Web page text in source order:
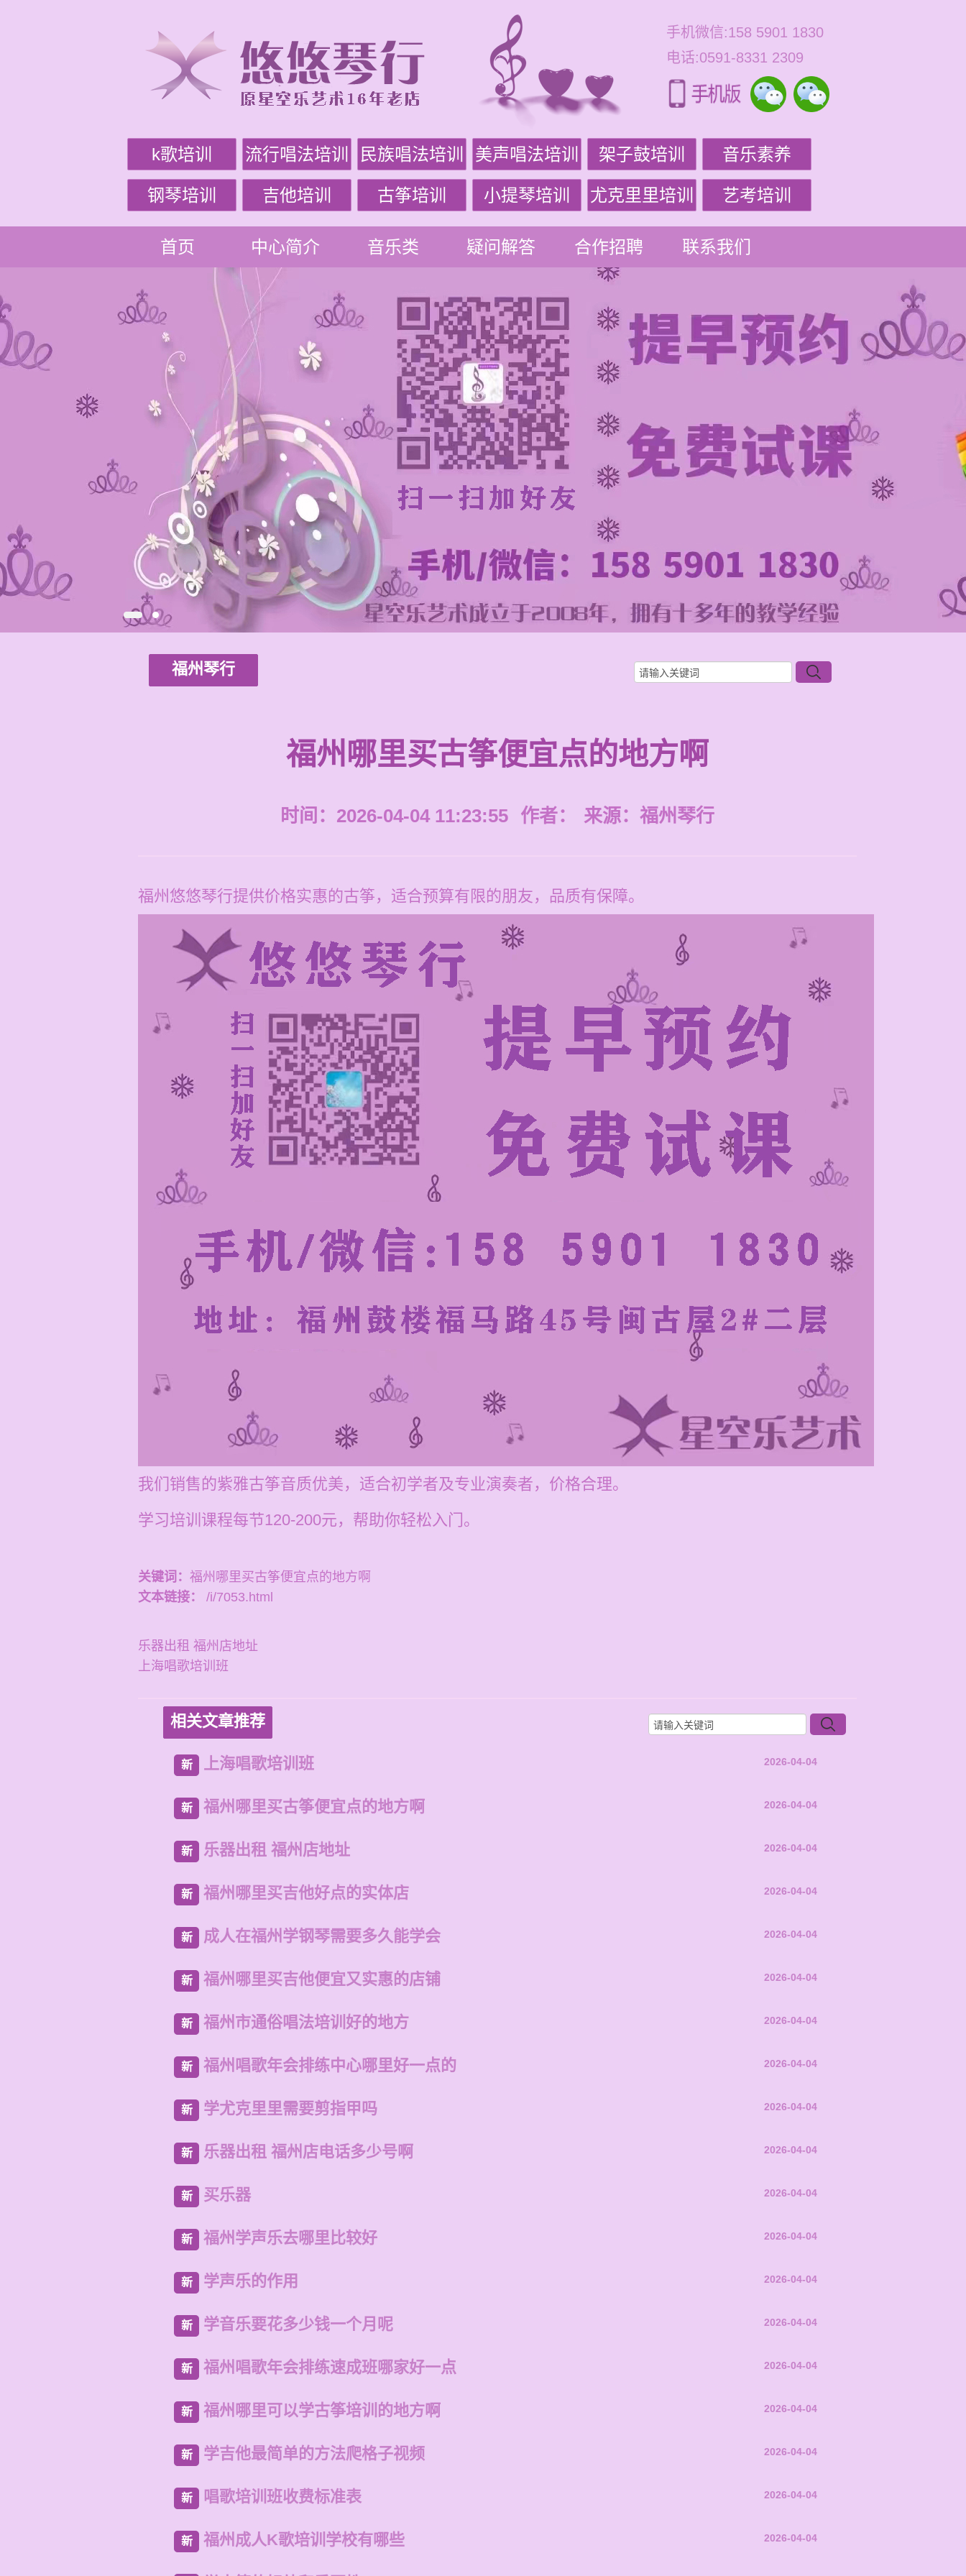
手机微信:158 5901 1830
电话:0591-8331 2309
k歌培训 流行唱法培训 民族唱法培训 美声唱法培训 架子鼓培训 音乐素养
钢琴培训 吉他培训 古筝培训 小提琴培训 尤克里里培训 艺考培训
首页 中心简介 音乐类 疑问解答 合作招聘 联系我们
福州琴行
福州哪里买古筝便宜点的地方啊
时间：2026-04-04 11:23:55 作者： 来源： 福州琴行
福州悠悠琴行提供价格实惠的古筝，适合预算有限的朋友，品质有保障。
我们销售的紫雅古筝音质优美，适合初学者及专业演奏者，价格合理。
学习培训课程每节120-200元，帮助你轻松入门。
关键词： 福州哪里买古筝便宜点的地方啊
文本链接：
/i/7053.html
乐器出租 福州店地址
上海唱歌培训班
相关文章推荐
新 上海唱歌培训班 2026-04-04
新 福州哪里买古筝便宜点的地方啊 2026-04-04
新 乐器出租 福州店地址 2026-04-04
新 福州哪里买吉他好点的实体店 2026-04-04
新 成人在福州学钢琴需要多久能学会 2026-04-04
新 福州哪里买吉他便宜又实惠的店铺 2026-04-04
新 福州市通俗唱法培训好的地方 2026-04-04
新 福州唱歌年会排练中心哪里好一点的 2026-04-04
新 学尤克里里需要剪指甲吗 2026-04-04
新 乐器出租 福州店电话多少号啊 2026-04-04
新 买乐器 2026-04-04
新 福州学声乐去哪里比较好 2026-04-04
新 学声乐的作用 2026-04-04
新 学音乐要花多少钱一个月呢 2026-04-04
新 福州唱歌年会排练速成班哪家好一点 2026-04-04
新 福州哪里可以学古筝培训的地方啊 2026-04-04
新 学吉他最简单的方法爬格子视频 2026-04-04
新 唱歌培训班收费标准表 2026-04-04
新 福州成人K歌培训学校有哪些 2026-04-04